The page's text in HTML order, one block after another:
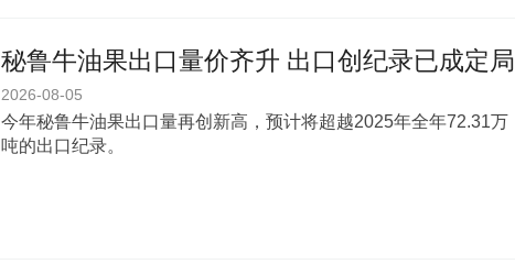
秘鲁牛油果出口量价齐升 出口创纪录已成定局
2026-08-05
今年秘鲁牛油果出口量再创新高，预计将超越2025年全年72.31万
吨的出口纪录。